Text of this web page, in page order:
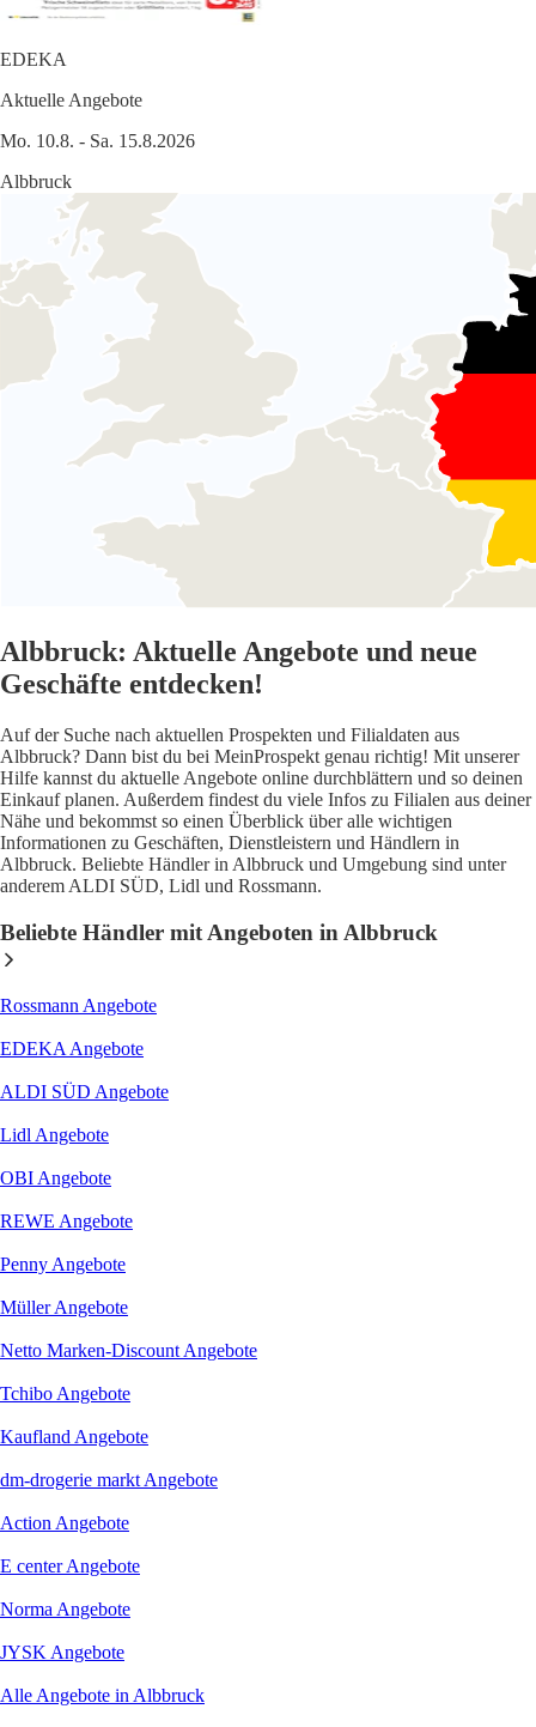
EDEKA
Aktuelle Angebote
Mo. 10.8. - Sa. 15.8.2026
Albbruck
Albbruck: Aktuelle Angebote und neue
Geschäfte entdecken!
Auf der Suche nach aktuellen Prospekten und Filialdaten aus
Albbruck? Dann bist du bei MeinProspekt genau richtig! Mit unserer
Hilfe kannst du aktuelle Angebote online durchblättern und so deinen
Einkauf planen. Außerdem findest du viele Infos zu Filialen aus deiner
Nähe und bekommst so einen Überblick über alle wichtigen
Informationen zu Geschäften, Dienstleistern und Händlern in
Albbruck. Beliebte Händler in Albbruck und Umgebung sind unter
anderem ALDI SÜD, Lidl und Rossmann.
Beliebte Händler mit Angeboten in Albbruck
Rossmann Angebote
EDEKA Angebote
ALDI SÜD Angebote
Lidl Angebote
OBI Angebote
REWE Angebote
Penny Angebote
MüllerAngebote
Netto Marken-Discount Angebote
Tchibo Angebote
Kaufland Angebote
dm-drogerie markt Angebote
Action Angebote
E centerAngebote
Norma Angebote
JYSK Angebote
Alle Angebote in Albbruck